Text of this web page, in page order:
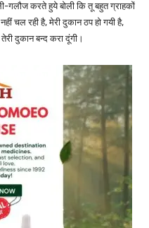
गलौज करते हुये बोली कि तू बहुत ग्राहकों
चल रही है, मेरी दुकान ठप हो गयी है,
दुकान बन्द करा दूंगी।